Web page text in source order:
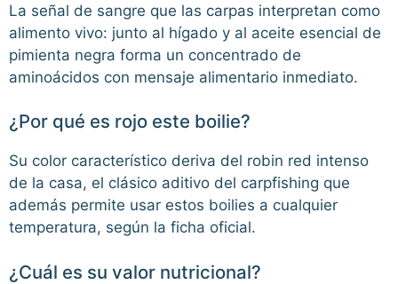
La señal de sangre que las carpas interpretan como
alimento vivo: junto al hígado y al aceite esencial de
pimienta negra forma un concentrado de
aminoácidos con mensaje alimentario inmediato.
¿Por qué es rojo este boilie?
Su color característico deriva del robin red intenso
de la casa, el clásico aditivo del carpfishing que
además permite usar estos boilies a cualquier
temperatura, según la ficha oficial.
¿Cuál es su valor nutricional?